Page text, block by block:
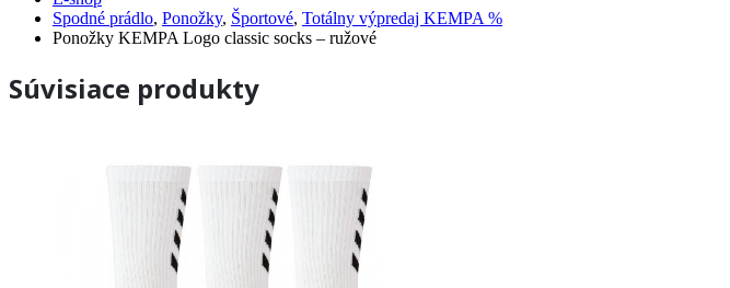
Spodné prádlo, Ponožky, Športové, Totálny výpredaj KEMPA %
Ponožky KEMPA Logo classic socks – ružové
Súvisiace produkty